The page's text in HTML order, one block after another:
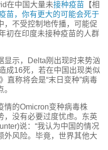
在中国大量未接种疫苗 【相
苗，你有更大的可能会死于
，不受控制地传播，可能促
初在印度未接种疫苗的人群
显示，Delta刚出现时来势汹
成16死，若在中国出现类似
直称将会是“末日变种”病毒
情的Omicron变种病毒株
，没有必要过度忧虑。东英
说：“我认为中国的情况
外风险。毕竟，世界其他大